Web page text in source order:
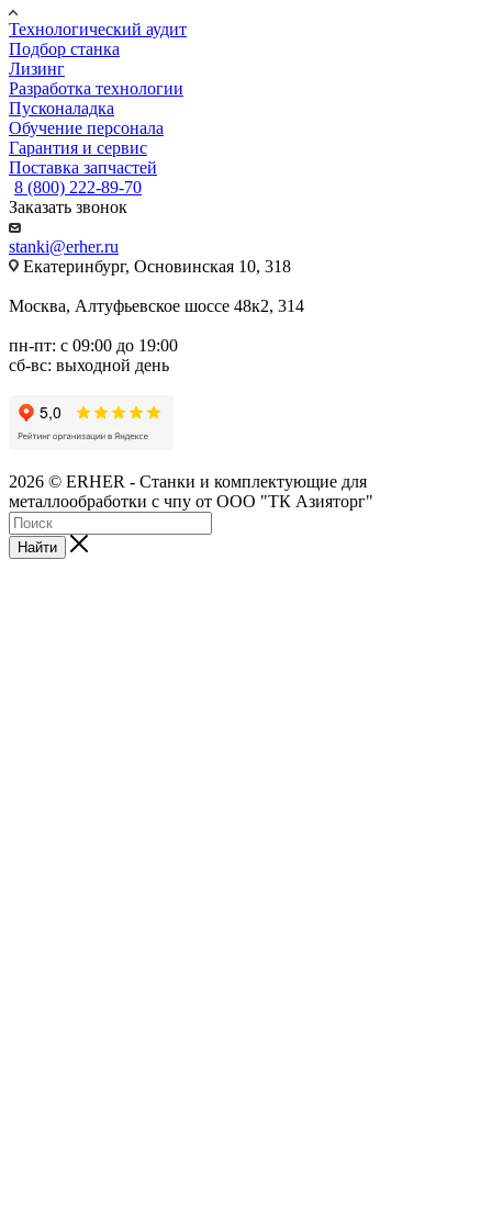
Технологический аудит
Подбор станка
Лизинг
Разработка технологии
Пусконаладка
Обучение персонала
Гарантия и сервис
Поставка запчастей
8 (800) 222-89-70
Заказать звонок
stanki@erher.ru
Екатеринбург, Основинская 10, 318
Москва, Алтуфьевское шоссе 48к2, 314
пн-пт: с 09:00 до 19:00
сб-вс: выходной день
2026 © ERHER - Станки и комплектующие для
металлообработки с чпу от ООО "ТК Азияторг"
Найти